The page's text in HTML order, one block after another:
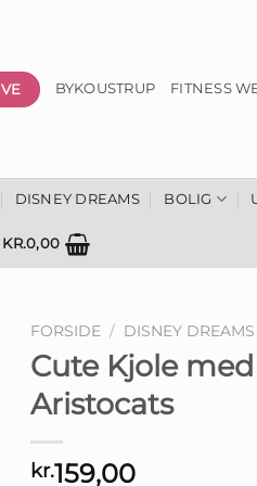
BYKOUSTRUP FITNESS
DISNEY DREAMS BOLIG
KR.0,00
FORSIDE / DISNEY DREAMS
Cute Kjole
Aristocats
kr.159,00